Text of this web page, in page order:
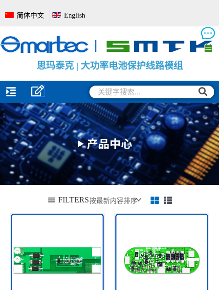
至
容
简体中文 English
思玛泰克 | 电池管理系统全面解决方案
思玛泰克 | 大功率电池保护线路模组
思玛泰克 | 电池电量监测保护板
搜
索
搜
索
FILTERS